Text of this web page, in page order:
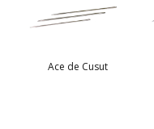
Ace de Cusut